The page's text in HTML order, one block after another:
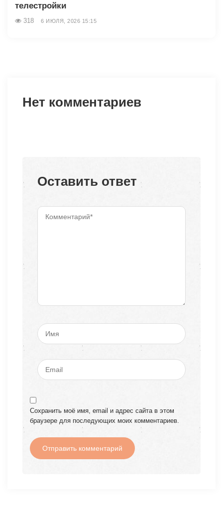
телестройки
318 6 ИЮЛЯ, 2026 15:15
Нет комментариев
Оставить ответ
Сохранить моё имя, email и адрес сайта в этом
браузере для последующих моих комментариев.